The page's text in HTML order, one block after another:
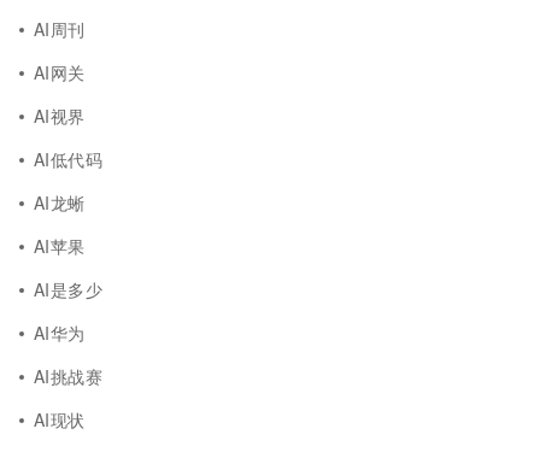
AI周刊
AI网关
AI视界
AI低代码
AI龙蜥
AI苹果
AI是多少
AI华为
AI挑战赛
AI现状